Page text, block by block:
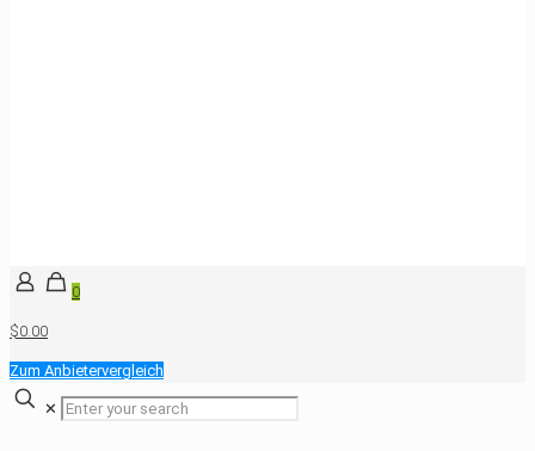
0
$0.00
Zum Anbietervergleich
✕